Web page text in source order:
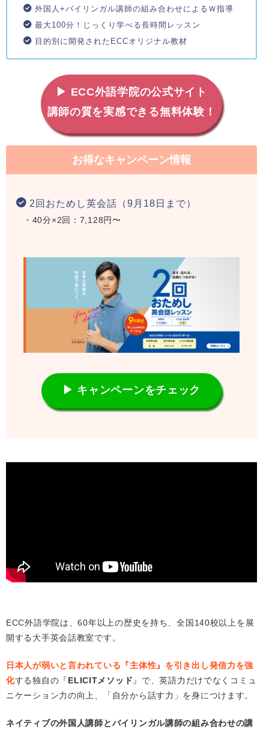
外国人+バイリンガル講師の組み合わせによるＷ指導
最大100分！じっくり学べる長時間レッスン
目的別に開発されたECCオリジナル教材
▶ ECC外語学院の公式サイト
講師の質を実感できる無料体験！
お得なキャンペーン情報
2回おためし英会話（9月18日まで）
・40分×2回：7,128円〜
▶ キャンペーンをチェック
ECC外語学院は、60年以上の歴史を持ち、全国140校以上を展
開する大手英会話教室です。
日本人が弱いと言われている『主体性』を引き出し発信力を強
化する独自の『ELICITメソッド 』で、英語力だけでなくコミュ
ニケーション力の向上、「自分から話す力」を身につけます。
ネイティブの外国人講師とバイリンガル講師の組み合わせの講